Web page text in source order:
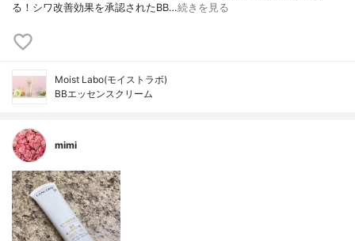
る！シワ改善効果を承認されたBB…続きを見る
Moist Labo(モイストラボ)
BBエッセンスクリーム
mimi